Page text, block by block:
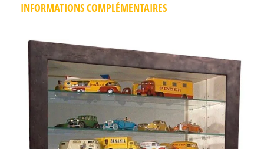
INFORMATIONS COMPLÉMENTAIRES